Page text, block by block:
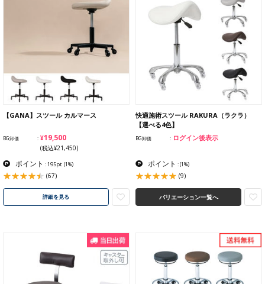
【GANA】スツール カルマース
BG卸価 ¥19,500
(税込¥21,450)
ポイント : 195pt (1%)
(67)
詳細を見る
快適施術スツール RAKURA（ラクラ）
【選べる4色】
BG卸価 ログイン後表示
ポイント :(1%)
(9)
バリエーション一覧へ